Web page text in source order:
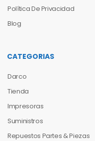
Política De Privacidad
Blog
CATEGORIAS
Darco
Tienda
Impresoras
Suministros
Repuestos Partes & Piezas